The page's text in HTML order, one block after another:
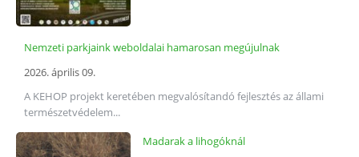
Nemzeti parkjaink weboldalai hamarosan megújulnak
2026. április 09.
A KEHOP projekt keretében megvalósítandó fejlesztés az állami
természetvédelem...
Madarak a lihogóknál